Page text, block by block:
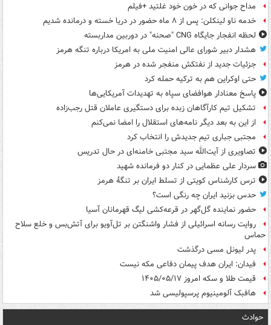
مداح جوانی که در خون خود غلتید +فیلم
خدمه ناو لینکلن: پس از ۸ ماه حضور در دریا خسته و درمانده‌ شدیم
لحظه انفجار جایگاه CNG "صحنه" در دوربین مداربسته
هشدار دبیر شورای عالی امنیت ملی به امریکا درباره تنگه هرمز
جزئیات جدید از نفتکش منفجر شده در هرمز
حتی اوکراین هم به ترکیه حمله کرد
پاسخ معنادار هوافضای سپاه به تهدیدات آمریکایی‌ها
تشکیل تیم کارآگاهان زبده برای دستگیری عاملان قتل رجب‌زاده
از این به بعد دیگر نامه‌های استقلال را امضا نمی‌کنم
مجتبی جباری تیم جدیدش را انتخاب کرد
تصاویری از آیت‌الله سید مجتبی خامنه‌ای در حال تدریس
سردار علی عظمایی در کنار دو فرمانده شهید
ترس کارشناس کویتی از تسلط ایران بر تنگۀ هرمز
حدس بزنید ایران چه رنگی است؟
حضور نماینده گل‌گهر در قرعه‌کشی لیگ قهرمانان آسیا
روایت رسانه اسرائیلی از فشار واشنگتن بر تل‌آویو برای آتش‌بس و خلع سلاح
حماس
پدر لیونل مسی درگذشت
فیدان: ایران هدف پیمان دفاعی مکه نیست
قیمت طلا و سکه امروز ۱۴۰۵/۰۵/۱۷
هافبک آلومینیوم پرسپولیسی شد
حوادث